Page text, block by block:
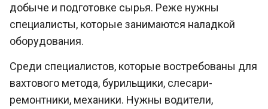
добыче и подготовке сырья. Реже нужны
специалисты, которые занимаются наладкой
оборудования.
Среди специалистов, которые востребованы для
вахтового метода, бурильщики, слесари-
ремонтники, механики. Нужны водители,